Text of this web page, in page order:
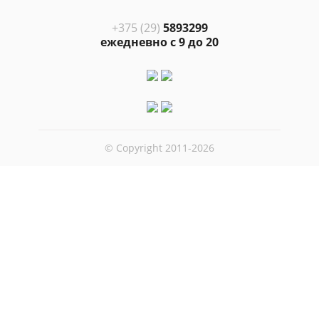
+375 (29) 5893299
ежедневно с 9 до 20
© Copyright 2011-2026